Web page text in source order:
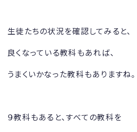
生徒たちの状況を確認してみると、
良くなっている教科もあれば、
うまくいかなった教科もありますね。
９教科もあると、すべての教科を